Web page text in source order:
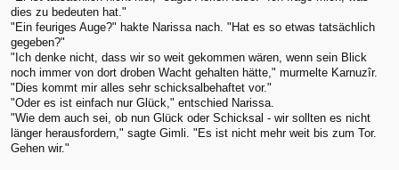
dies zu bedeuten hat."
"Ein feuriges Auge?" hakte Narissa nach. "Hat es so etwas tatsächlich
gegeben?"
"Ich denke nicht, dass wir so weit gekommen wären, wenn sein Blick
noch immer von dort droben Wacht gehalten hätte," murmelte Karnuzîr.
"Dies kommt mir alles sehr schicksalbehaftet vor."
"Oder es ist einfach nur Glück," entschied Narissa.
"Wie dem auch sei, ob nun Glück oder Schicksal - wir sollten es nicht
länger herausfordern," sagte Gimli. "Es ist nicht mehr weit bis zum Tor.
Gehen wir."